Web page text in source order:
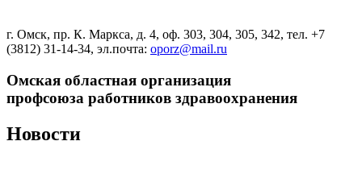
г. Омск, пр. К. Маркса, д. 4, оф. 303, 304, 305, 342, тел. +7
(3812) 31-14-34, эл.почта: oporz@mail.ru
Омская областная организация
профсоюза работников здравоохранения
Новости